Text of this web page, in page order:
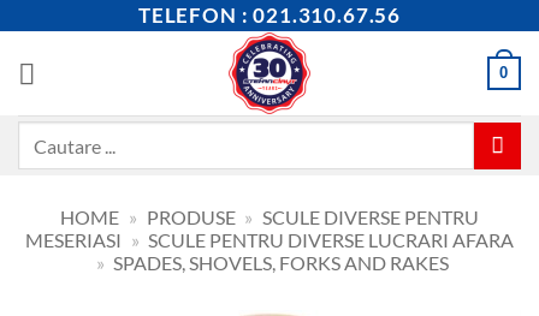
content
TELEFON : 021.310.67.56
0
HOME » PRODUSE » SCULE DIVERSE PENTRU
MESERIASI » SCULE PENTRU DIVERSE LUCRARI AFARA
» SPADES, SHOVELS, FORKS AND RAKES